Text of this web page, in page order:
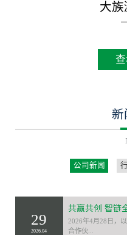
大族
新
公司新闻
29
2026.04
2026年4月28日，
合作伙...